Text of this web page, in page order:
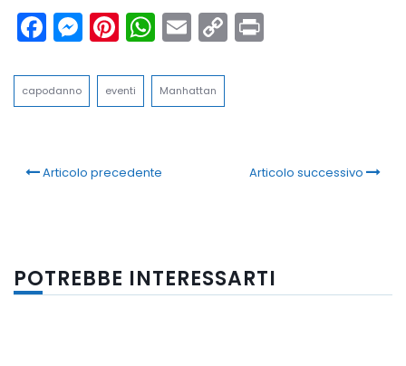
Facebook
Messenger
Pinterest
WhatsApp
Email
Copy
Link
capodanno eventi Manhattan
Articolo precedente Articolo successivo
POTREBBE INTERESSARTI